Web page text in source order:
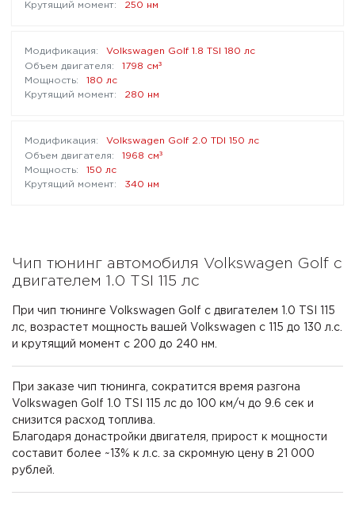
250 нм
Volkswagen Golf 1.8 TSI 180 лс
1798 см³
180 лс
280 нм
Volkswagen Golf 2.0 TDI 150 лс
1968 см³
150 лс
340 нм
Чип тюнинг автомобиля Volkswagen Golf с
двигателем 1.0 TSI 115 лс
При чип тюнинге Volkswagen Golf с двигателем 1.0 TSI 115
лс, возрастет мощность вашей Volkswagen с 115 до 130 л.с.
и крутящий момент с 200 до 240 нм.
При заказе чип тюнинга, сократится время разгона
Volkswagen Golf 1.0 TSI 115 лс до 100 км/ч до 9.6 сек и
снизится расход топлива.
Благодаря донастройки двигателя, прирост к мощности
составит более ~13% к л.с. за скромную цену в 21 000
рублей.